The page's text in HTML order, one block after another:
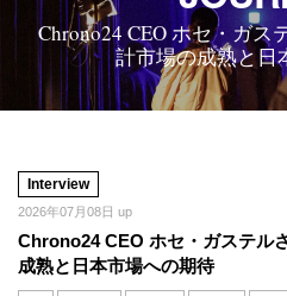
新
インタビュー
エデュケーション
ニュース＆イベント
データ
コ
Chrono24 CEO ホセ・ガ
計市場の成熟と日
Interview
2026年07月08日 up
Chrono24 CEO ホセ・ガステル
成熟と日本市場への期待